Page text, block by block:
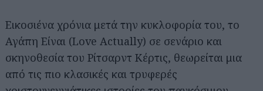
Εικοσιένα χρόνια μετά την κυκλοφορία του, το
Αγάπη Είναι (Love Actually) σε σενάριο και
σκηνοθεσία του Ρίτσαρντ Κέρτις, θεωρείται μια
από τις πιο κλασικές και τρυφερές